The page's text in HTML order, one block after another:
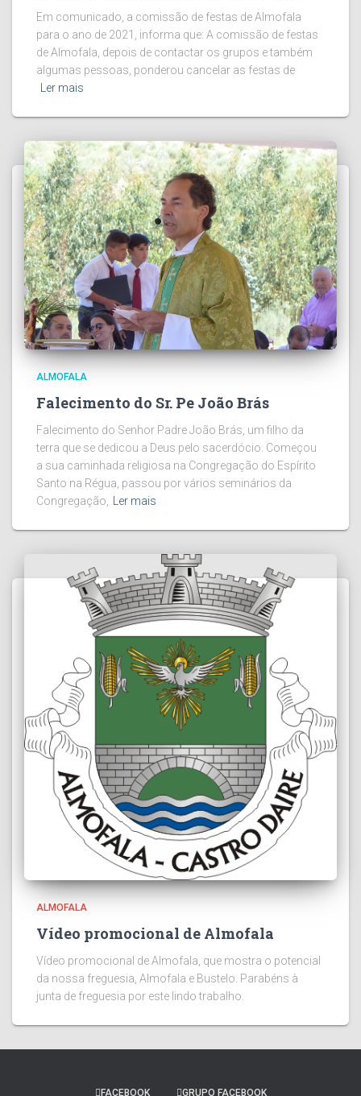
Em comunicado, a comissão de festas de Almofala
para o ano de 2021, informa que: A comissão de festas
de Almofala, depois de contactar os grupos e também
algumas pessoas, ponderou cancelar as festas de
Ler mais
ALMOFALA
Falecimento do Sr. Pe João Brás
Falecimento do Senhor Padre João Brás, um filho da
terra que se dedicou a Deus pelo sacerdócio. Começou
a sua caminhada religiosa na Congregação do Espírito
Santo na Régua, passou por vários seminários da
Congregação,
Ler mais
ALMOFALA
Vídeo promocional de Almofala
Vídeo promocional de Almofala, que mostra o potencial
da nossa freguesia, Almofala e Bustelo. Parabéns à
junta de freguesia por este lindo trabalho.
FACEBOOK GRUPO FACEBOOK